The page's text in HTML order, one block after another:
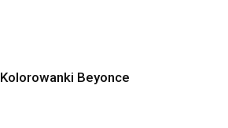
Kolorowanki Beyonce